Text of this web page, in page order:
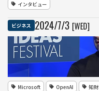
インタビュー
ビジネス 2024/7/3 [WED]
Microsoft OpenAI 知財